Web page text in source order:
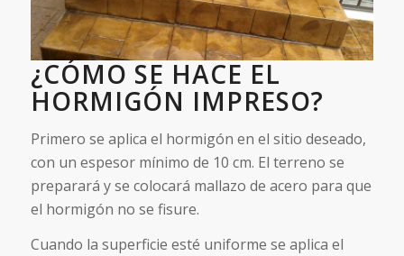
¿CÓMO SE HACE EL
HORMIGÓN IMPRESO?
Primero se aplica el hormigón en el sitio deseado,
con un espesor mínimo de 10 cm. El terreno se
preparará y se colocará mallazo de acero para que
el hormigón no se fisure.
Cuando la superficie esté uniforme se aplica el